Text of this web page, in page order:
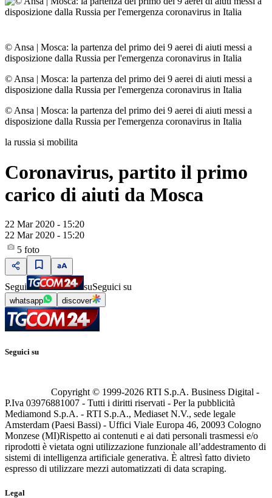
© Ansa | Mosca: la partenza del primo dei 9 aerei di aiuti messi a
disposizione dalla Russia per l'emergenza coronavirus in Italia
© Ansa | Mosca: la partenza del primo dei 9 aerei di aiuti messi a
disposizione dalla Russia per l'emergenza coronavirus in Italia
© Ansa | Mosca: la partenza del primo dei 9 aerei di aiuti messi a
disposizione dalla Russia per l'emergenza coronavirus in Italia
la russia si mobilita
Coronavirus, partito il primo
carico di aiuti da Mosca
22 Mar 2020 - 15:20
22 Mar 2020 - 15:20
5 foto
Segui suSeguici su
whatsapp discover
Seguici su
Copyright © 1999-2026 RTI S.p.A. Business Digital -
P.Iva 03976881007 - Tutti i diritti riservati - Per la pubblicità
Mediamond S.p.A. - RTI S.p.A., Mediaset N.V., sede legale
Amsterdam (Paesi Bassi) - Uffici Viale Europa 46, 20093 Cologno
Monzese (MI)Rispetto ai contenuti e ai dati personali trasmessi e/o
riprodotti è vietata ogni utilizzazione funzionale all’addestramento di
sistemi di intelligenza artificiale generativa. È altresì fatto divieto
espresso di utilizzare mezzi automatizzati di data scraping.
Legal